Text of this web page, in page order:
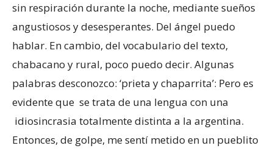
sin respiración durante la noche, mediante sueños
angustiosos y desesperantes. Del ángel puedo
hablar. En cambio, del vocabulario del texto,
chabacano y rural, poco puedo decir. Algunas
palabras desconozco: ‘prieta y chaparrita’: Pero es
evidente que se trata de una lengua con una
idiosincrasia totalmente distinta a la argentina.
Entonces, de golpe, me sentí metido en un pueblito